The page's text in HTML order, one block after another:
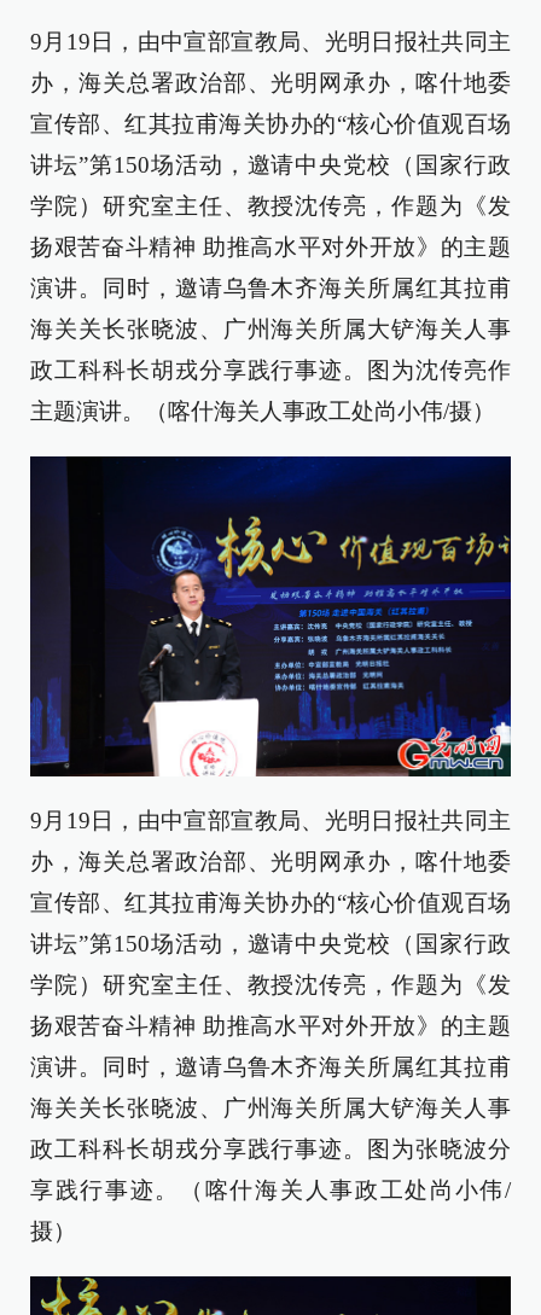
9月19日，由中宣部宣教局、光明日报社共同主
办，海关总署政治部、光明网承办，喀什地委
宣传部、红其拉甫海关协办的“核心价值观百场
讲坛”第150场活动，邀请中央党校（国家行政
学院）研究室主任、教授沈传亮，作题为《发
扬艰苦奋斗精神 助推高水平对外开放》的主题
演讲。同时，邀请乌鲁木齐海关所属红其拉甫
海关关长张晓波、广州海关所属大铲海关人事
政工科科长胡戎分享践行事迹。图为沈传亮作
主题演讲。（喀什海关人事政工处尚小伟/摄）
9月19日，由中宣部宣教局、光明日报社共同主
办，海关总署政治部、光明网承办，喀什地委
宣传部、红其拉甫海关协办的“核心价值观百场
讲坛”第150场活动，邀请中央党校（国家行政
学院）研究室主任、教授沈传亮，作题为《发
扬艰苦奋斗精神 助推高水平对外开放》的主题
演讲。同时，邀请乌鲁木齐海关所属红其拉甫
海关关长张晓波、广州海关所属大铲海关人事
政工科科长胡戎分享践行事迹。图为张晓波分
享践行事迹。（喀什海关人事政工处尚小伟/
摄）